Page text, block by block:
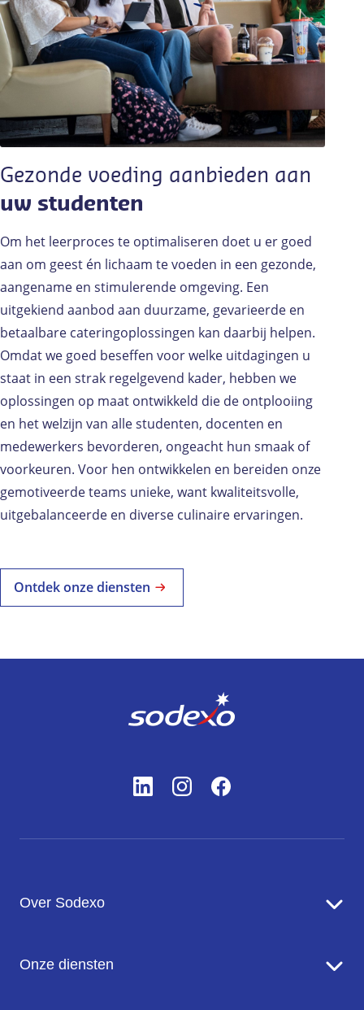
Gezonde voeding aanbieden aan
uw studenten
Om het leerproces te optimaliseren doet u er goed
aan om geest én lichaam te voeden in een gezonde,
aangename en stimulerende omgeving. Een
uitgekiend aanbod aan duurzame, gevarieerde en
betaalbare cateringoplossingen kan daarbij helpen.
Omdat we goed beseffen voor welke uitdagingen u
staat in een strak regelgevend kader, hebben we
oplossingen op maat ontwikkeld die de ontplooiing
en het welzijn van alle studenten, docenten en
medewerkers bevorderen, ongeacht hun smaak of
voorkeuren. Voor hen ontwikkelen en bereiden onze
gemotiveerde teams unieke, want kwaliteitsvolle,
uitgebalanceerde en diverse culinaire ervaringen.
Ontdek onze diensten
Over Sodexo
Onze missie en ambitie
Onze diensten